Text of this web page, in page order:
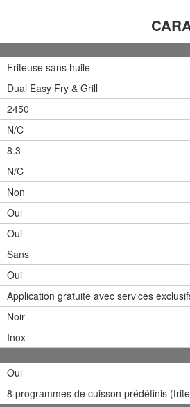
Friteuse sans huile
Dual Easy Fry & Grill
2450
N/C
8.3
N/C
Non
Oui
Oui
Sans
Oui
Application gratuite avec services
Noir
Inox
Oui
8 programmes de cuisson prédéfinis